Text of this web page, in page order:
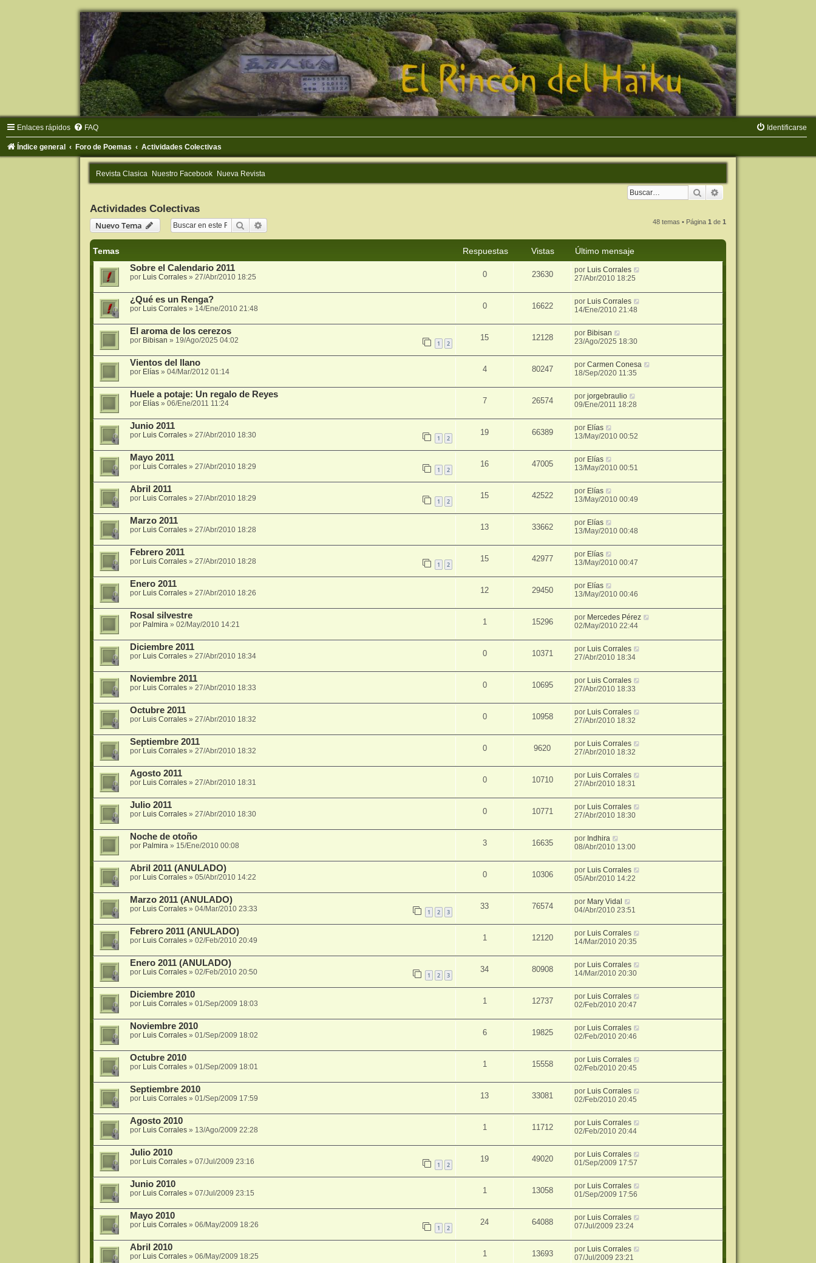
Enlaces rápidos FAQ Identificarse
Índice general Foro de Poemas Actividades Colectivas
Revista Clasica Nuestro Facebook Nueva Revista
Buscar
Actividades Colectivas
Nuevo Tema
Buscar 48 temas • Página1 de1
Temas Respuestas Vistas
Último mensaje
Sobre el Calendario 2011
por Luis Corrales» 27/Abr/2010 18:25 0 23630 por Luis Corrales
27/Abr/2010 18:25
¿Qué es un Renga?
por Luis Corrales» 14/Ene/2010 21:48 0 16622 por Luis Corrales
14/Ene/2010 21:48
El aroma de los cerezos
por Bibisan » 19/Ago/2025 04:02 1 2
15 12128 por Bibisan
23/Ago/2025 18:30
Vientos del llano
por Elías» 04/Mar/2012 01:14 4 80247 porCarmen Conesa
18/Sep/2020 11:35
Huele a potaje: Un regalo de Reyes
por Elías» 06/Ene/2011 11:24 7 26574 porjorgebraulio
09/Ene/2011 18:28
Junio 2011
por Luis Corrales» 27/Abr/2010 18:30 1 2
19 66389 por Elías
13/May/2010 00:52
Mayo 2011
por Luis Corrales» 27/Abr/2010 18:29 1 2
16 47005 por Elías
13/May/2010 00:51
Abril 2011
por Luis Corrales» 27/Abr/2010 18:29 1 2
15 42522 por Elías
13/May/2010 00:49
Marzo 2011
por Luis Corrales» 27/Abr/2010 18:28 13 33662 por Elías
13/May/2010 00:48
Febrero 2011
por Luis Corrales» 27/Abr/2010 18:28 1 2
15 42977 por Elías
13/May/2010 00:47
Enero 2011
por Luis Corrales» 27/Abr/2010 18:26 12 29450 por Elías
13/May/2010 00:46
Rosal silvestre
por Palmira» 02/May/2010 14:21 1 15296 por Mercedes Pérez
02/May/2010 22:44
Diciembre 2011
por Luis Corrales» 27/Abr/2010 18:34 0 10371 por Luis Corrales
27/Abr/2010 18:34
Noviembre 2011
por Luis Corrales» 27/Abr/2010 18:33 0 10695 por Luis Corrales
27/Abr/2010 18:33
Octubre 2011
por Luis Corrales» 27/Abr/2010 18:32 0 10958 por Luis Corrales
27/Abr/2010 18:32
Septiembre 2011
por Luis Corrales» 27/Abr/2010 18:32 0 9620 por Luis Corrales
27/Abr/2010 18:32
Agosto 2011
por Luis Corrales» 27/Abr/2010 18:31 0 10710 por Luis Corrales
27/Abr/2010 18:31
Julio 2011
por Luis Corrales» 27/Abr/2010 18:30 0 10771 por Luis Corrales
27/Abr/2010 18:30
Noche de otoño
por Palmira» 15/Ene/2010 00:08 3 16635 por Indhira
08/Abr/2010 13:00
Abril 2011 (ANULADO)
por Luis Corrales» 05/Abr/2010 14:22 0 10306 por Luis Corrales
05/Abr/2010 14:22
Marzo 2011 (ANULADO)
por Luis Corrales» 04/Mar/2010 23:33 1 2 3
33 76574 por Mary Vidal
04/Abr/2010 23:51
Febrero 2011 (ANULADO)
por Luis Corrales» 02/Feb/2010 20:49 1 12120 por Luis Corrales
14/Mar/2010 20:35
Enero 2011 (ANULADO)
por Luis Corrales» 02/Feb/2010 20:50 1 2 3
34 80908 por Luis Corrales
14/Mar/2010 20:30
Diciembre 2010
por Luis Corrales» 01/Sep/2009 18:03 1 12737 por Luis Corrales
02/Feb/2010 20:47
Noviembre 2010
por Luis Corrales» 01/Sep/2009 18:02 6 19825 por Luis Corrales
02/Feb/2010 20:46
Octubre 2010
por Luis Corrales» 01/Sep/2009 18:01 1 15558 por Luis Corrales
02/Feb/2010 20:45
Septiembre 2010
por Luis Corrales» 01/Sep/2009 17:59 13 33081 por Luis Corrales
02/Feb/2010 20:45
Agosto 2010
por Luis Corrales» 13/Ago/2009 22:28 1 11712 por Luis Corrales
02/Feb/2010 20:44
Julio 2010
por Luis Corrales» 07/Jul/2009 23:16 1 2
19 49020 por Luis Corrales
01/Sep/2009 17:57
Junio 2010
por Luis Corrales» 07/Jul/2009 23:15 1 13058 por Luis Corrales
01/Sep/2009 17:56
Mayo 2010
por Luis Corrales» 06/May/2009 18:26 1 2
24 64088 por Luis Corrales
07/Jul/2009 23:24
Abril 2010
por Luis Corrales» 06/May/2009 18:25 1 13693 por Luis Corrales
07/Jul/2009 23:21